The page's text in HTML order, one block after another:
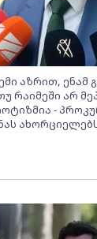
აზრით,
რაიმეში არ
-